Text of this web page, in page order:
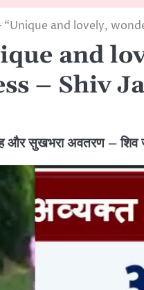
and lovely,
and
– Shiv
और सुखभरा अवतरण – शिव